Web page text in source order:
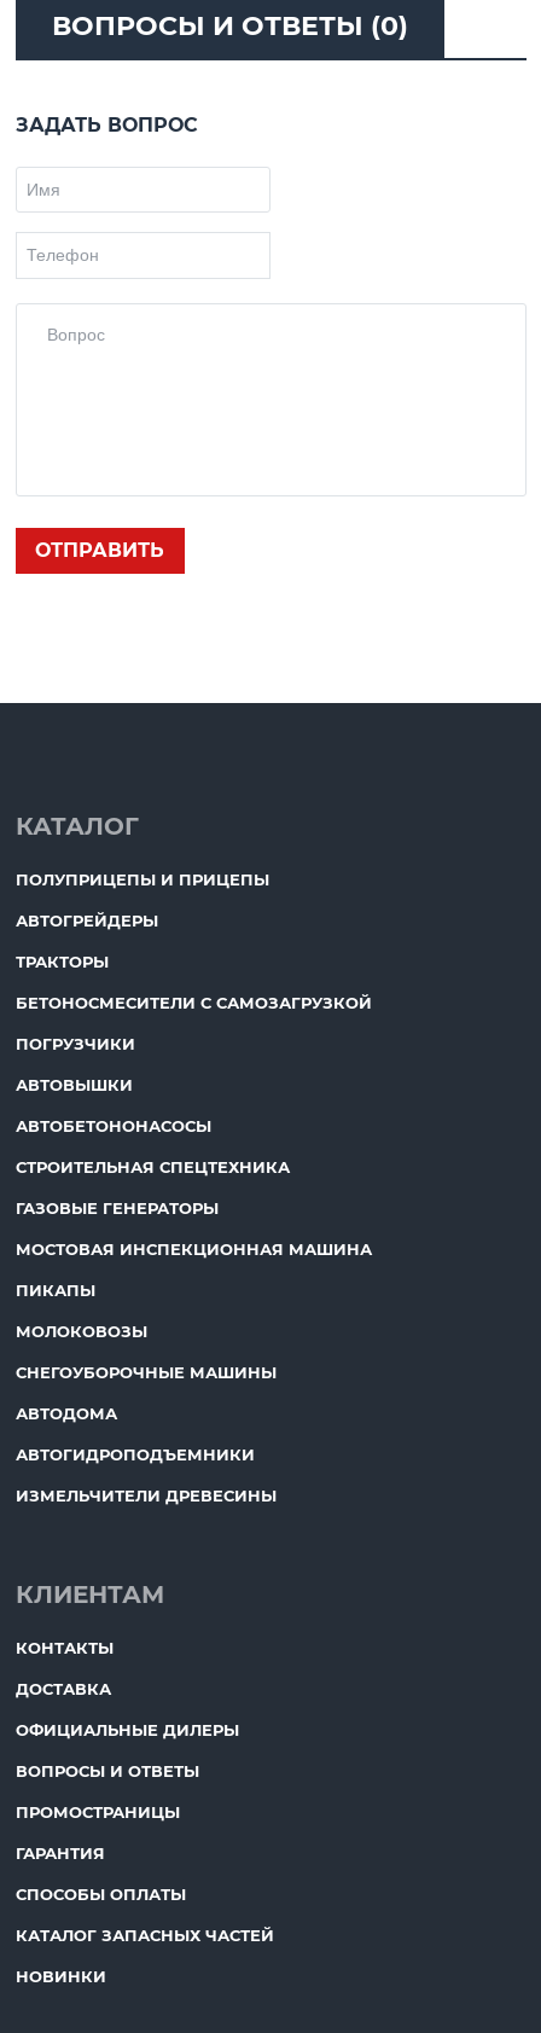
ВОПРОСЫ И ОТВЕТЫ (0)
ЗАДАТЬ ВОПРОС
КАТАЛОГ
ПОЛУПРИЦЕПЫ И ПРИЦЕПЫ
АВТОГРЕЙДЕРЫ
ТРАКТОРЫ
БЕТОНОСМЕСИТЕЛИ С САМОЗАГРУЗКОЙ
ПОГРУЗЧИКИ
АВТОВЫШКИ
АВТОБЕТОНОНАСОСЫ
СТРОИТЕЛЬНАЯ СПЕЦТЕХНИКА
ГАЗОВЫЕ ГЕНЕРАТОРЫ
МОСТОВАЯ ИНСПЕКЦИОННАЯ МАШИНА
ПИКАПЫ
МОЛОКОВОЗЫ
СНЕГОУБОРОЧНЫЕ МАШИНЫ
АВТОДОМА
АВТОГИДРОПОДЪЕМНИКИ
ИЗМЕЛЬЧИТЕЛИ ДРЕВЕСИНЫ
КЛИЕНТАМ
КОНТАКТЫ
ДОСТАВКА
ОФИЦИАЛЬНЫЕ ДИЛЕРЫ
ВОПРОСЫ И ОТВЕТЫ
ПРОМОСТРАНИЦЫ
ГАРАНТИЯ
СПОСОБЫ ОПЛАТЫ
КАТАЛОГ ЗАПАСНЫХ ЧАСТЕЙ
НОВИНКИ